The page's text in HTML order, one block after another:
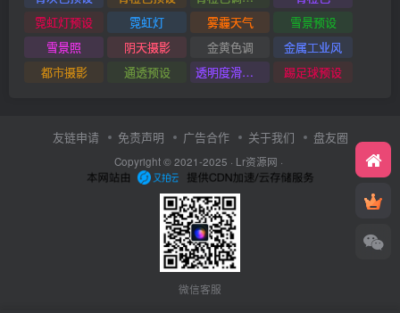
霓虹灯预设
霓虹灯 雾霾天气
雪景预设
雪景照
阴天摄影 金黄色调
金属工业风
都市摄影
通透预设 透明度滑块插件 踢足球预设
友链申请 免责声明 广告合作 关于我们 盘友圈
Copyright © 2021-2025 · Lr资源网 ·
微信客服